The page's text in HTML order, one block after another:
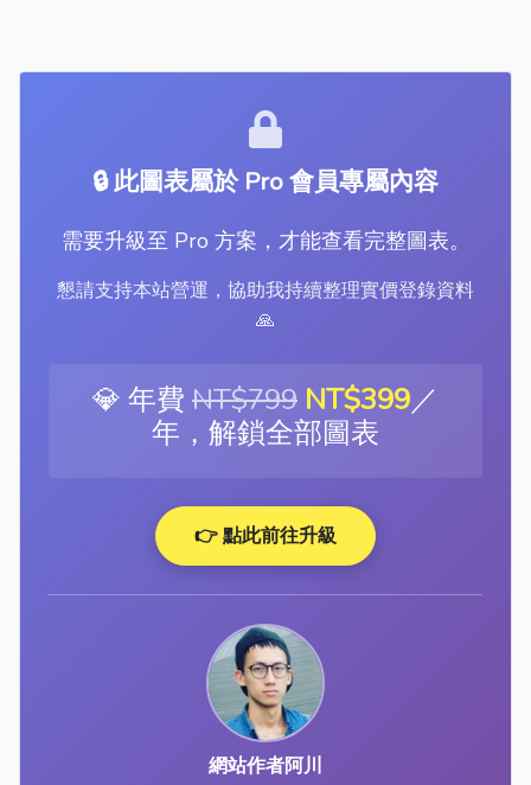
🔒 此圖表屬於 Pro 會員專屬內容
需要升級至 Pro 方案，才能查看完整圖表。
懇請支持本站營運，協助我持續整理實價登錄資料
🙏
💎 年費 NT$799 NT$399／
年，解鎖全部圖表
👉 點此前往升級
網站作者阿川